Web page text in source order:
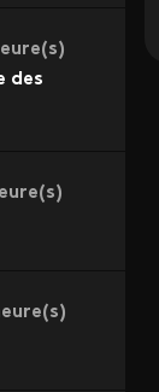
des